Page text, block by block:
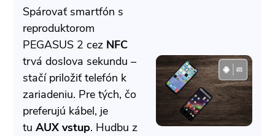
Spárovať smartfón s
reproduktorom
PEGASUS 2 cez NFC
trvá doslova sekundu –
stačí priložiť telefón k
zariadeniu. Pre tých, čo
preferujú kábel, je
tu AUX vstup. Hudbu z